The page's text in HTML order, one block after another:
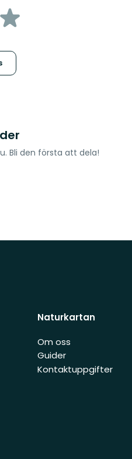
Bli den första att dela!
Naturkartan
Om oss
Guider
Kontaktuppgifter